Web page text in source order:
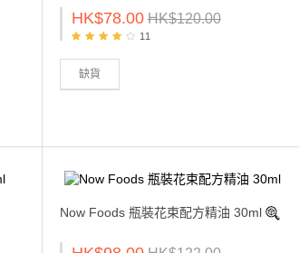
HK$78.00 HK$120.00
11
缺貨
Now Foods 瓶裝花束配方精油 30ml